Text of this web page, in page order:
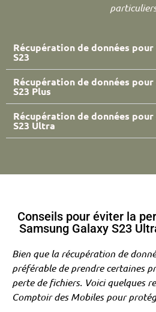
Récupération de données pour
S23
Récupération de données pour
S23 Plus
Récupération de données pour
S23 Ultra
Conseils pour éviter la
Samsung Galaxy S23
Bien que la récupération de
préférable de prendre certaines
perte de fichiers. Voici quelques
Comptoir des Mobiles pour